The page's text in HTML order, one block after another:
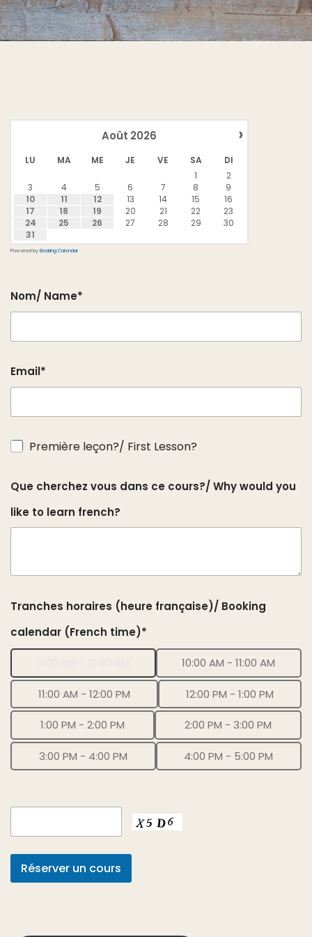
›
Août 2026
LU MA ME JE VE SA
DI
1
2
3
4 5 6 7 8
9
10
11 12 13 14 15
16
17
18 19 20 21 22
23
24
25 26 27 28 29
30
31
Powered by Booking Calendar
Nom/ Name*
Email*
Première leçon?/ First Lesson?
Que cherchez vous dans ce cours?/ Why would you
like to learn french?
Tranches horaires (heure française)/ Booking
calendar (French time)*
10:00 AM - 11:00 AM
11:00 AM - 12:00 PM 12:00 PM - 1:00 PM
1:00 PM - 2:00 PM 2:00 PM - 3:00 PM
3:00 PM - 4:00 PM 4:00 PM - 5:00 PM